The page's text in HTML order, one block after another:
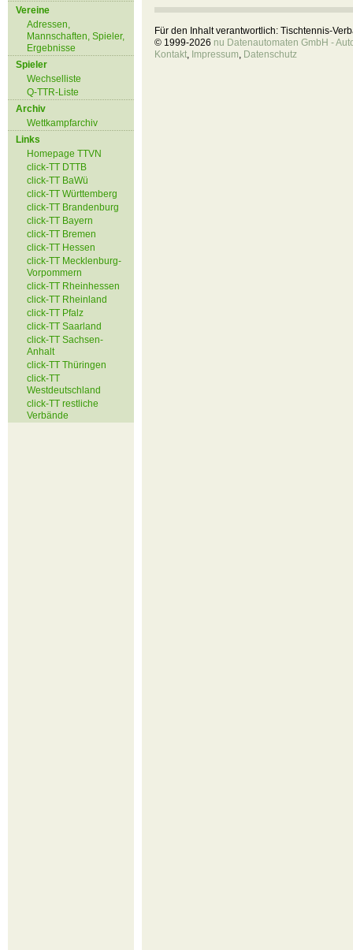
Vereine
Adressen,
Mannschaften, Spieler,
Ergebnisse
Spieler
Wechselliste
Q-TTR-Liste
Archiv
Wettkampfarchiv
Links
Homepage TTVN
click-TT DTTB
click-TT BaWü
click-TT Württemberg
click-TT Brandenburg
click-TT Bayern
click-TT Bremen
click-TT Hessen
click-TT Mecklenburg-
Vorpommern
click-TT Rheinhessen
click-TT Rheinland
click-TT Pfalz
click-TT Saarland
click-TT Sachsen-
Anhalt
click-TT Thüringen
click-TT
Westdeutschland
click-TT restliche
Verbände
Für den Inhalt verantwortlich: Tischtennis-
© 1999-2026 nu Datenautomaten GmbH -
Kontakt, Impressum, Datenschutz